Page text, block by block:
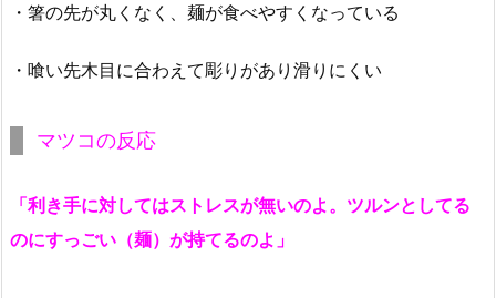
・箸の先が丸くなく、麺が食べやすくなっている
・喰い先木目に合わえて彫りがあり滑りにくい
マツコの反応
「利き手に対してはストレスが無いのよ。ツルンとしてる
のにすっごい（麺）が持てるのよ」